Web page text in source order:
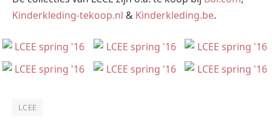
Kinderkleding-tekoop.nl & Kinderkleding.be.
LCEE